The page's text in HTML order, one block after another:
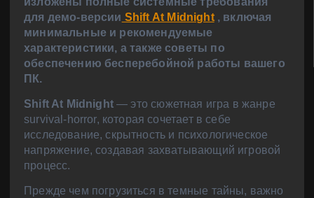
для демо-версии Shift At Midnight, включая
минимальные и рекомендуемые
характеристики, а также советы по
обеспечению бесперебойной работы вашего
ПК.
Shift At Midnight— это сюжетная игра в жанре
survival-horror, которая сочетает в себе
исследование, скрытность и психологическое
напряжение, создавая захватывающий игровой
процесс.
Прежде чем погрузиться в темные тайны, важно